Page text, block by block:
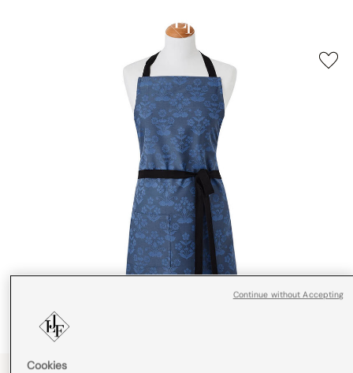
Cookies
Continue without Accepting